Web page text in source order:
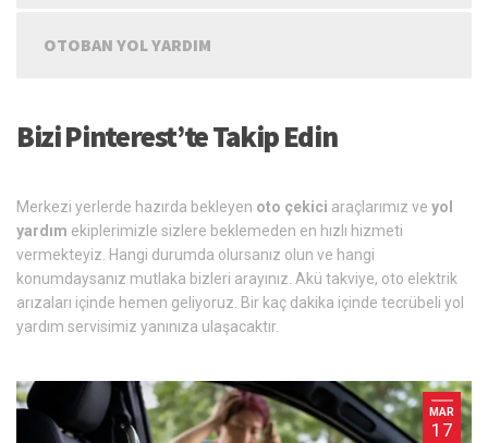
OTOBAN YOL YARDIM
Bizi Pinterest’te Takip Edin
Merkezi yerlerde hazırda bekleyen oto çekici araçlarımız ve yol
yardım ekiplerimizle sizlere beklemeden en hızlı hizmeti
vermekteyiz. Hangi durumda olursanız olun ve hangi
konumdaysanız mutlaka bizleri arayınız. Akü takviye, oto elektrik
arızaları içinde hemen geliyoruz. Bir kaç dakika içinde tecrübeli yol
yardım servisimiz yanınıza ulaşacaktır.
MAR
17